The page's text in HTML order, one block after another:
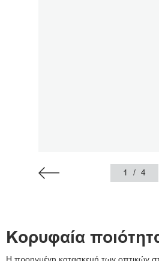
1 / 4
Κορυφαία